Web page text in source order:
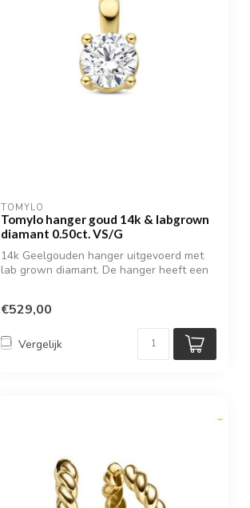
TOMYLO
Tomylo hanger goud 14k & labgrown
diamant 0.50ct. VS/G
14k Geelgouden hanger uitgevoerd met
lab grown diamant. De hanger heeft een
€529,00
Vergelijk